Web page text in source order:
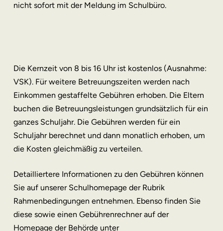
nicht sofort mit der Meldung im Schulbüro.
Die Kernzeit von 8 bis 16 Uhr ist kostenlos (Ausnahme:
VSK). Für weitere Betreuungszeiten werden nach
Einkommen gestaffelte Gebühren erhoben. Die Eltern
buchen die Betreuungsleistungen grundsätzlich für ein
ganzes Schuljahr. Die Gebühren werden für ein
Schuljahr berechnet und dann monatlich erhoben, um
die Kosten gleichmäßig zu verteilen.
Detailliertere Informationen zu den Gebühren können
Sie auf unserer Schulhomepage der Rubrik
Rahmenbedingungen entnehmen. Ebenso finden Sie
diese sowie einen Gebührenrechner auf der
Homepage der Behörde unter